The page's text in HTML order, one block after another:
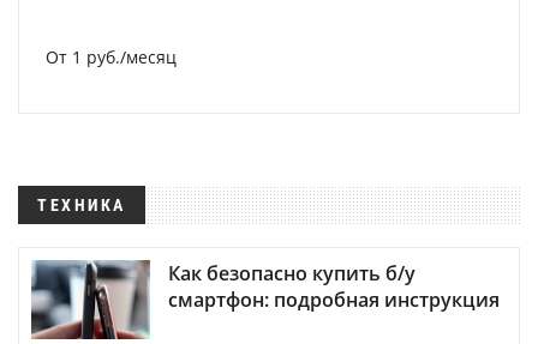
От 1 руб./месяц
ТЕХНИКА
Как безопасно купить б/у
смартфон: подробная инструкция